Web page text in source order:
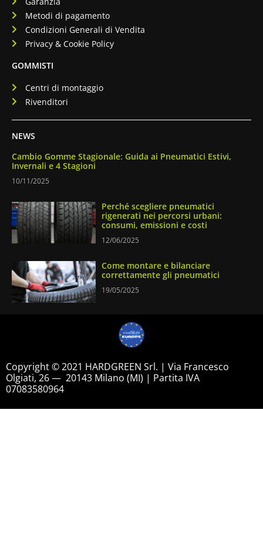
Metodi di pagamento
Condizioni Generali di Vendita
Privacy & Cookie Policy
GOMMISTI
Centri di montaggio
Rivenditori
NEWS
Cambio Gomme Stagionale: Guida ai Pneumatici Estivi,
Invernali e 4 Stagioni
10/11/2025
Perché scegliere pneumatici
rigenerati nei percorsi urbani:
consumi, emissioni e costi
12/06/2025
Come montare e bilanciare
correttamente gli pneumatici
19/05/2025
Copyright © 2021 HARDGREEN Srl. | Via Francesco
Olgiati, 26 — 20143 Milano (MI) | Partita IVA
07083580964